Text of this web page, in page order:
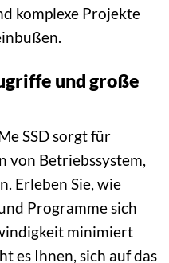
komplexe Projekte
und große
SSD sorgt für
von Betriebssystem,
Erleben Sie, wie
Programme sich
minimiert
es Ihnen, sich auf das